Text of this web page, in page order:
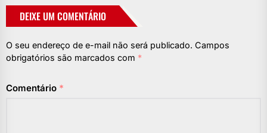
DEIXE UM COMENTÁRIO
O seu endereço de e-mail não será publicado. Campos
obrigatórios são marcados com *
Comentário *